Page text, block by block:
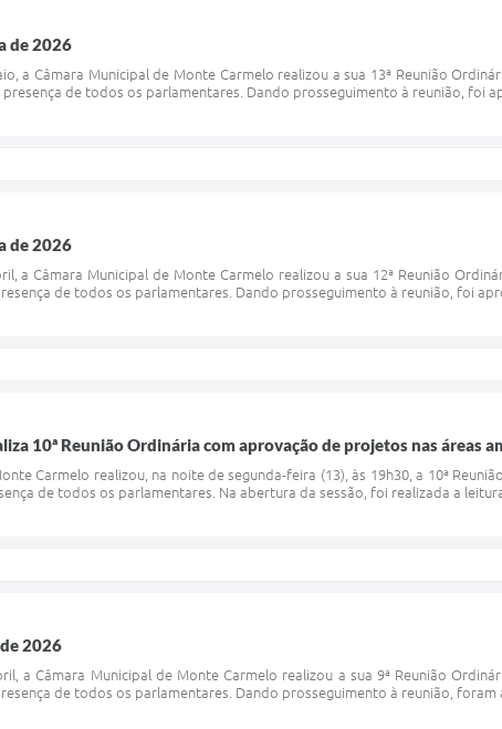
de 2026
a Câmara Municipal de Monte Carmelo realizou a sua 13ª Reunião
de todos os parlamentares. Dando prosseguimento à reunião, foi
de 2026
a Câmara Municipal de Monte Carmelo realizou a sua 12ª Reunião
de todos os parlamentares. Dando prosseguimento à reunião, foi
10ª Reunião Ordinária com aprovação de projetos nas áreas
Carmelo realizou, na noite de segunda-feira (13), às 19h30, a 10ª
de todos os parlamentares. Na abertura da sessão, foi realizada a
2026
a Câmara Municipal de Monte Carmelo realizou a sua 9ª Reunião
de todos os parlamentares. Dando prosseguimento à reunião,